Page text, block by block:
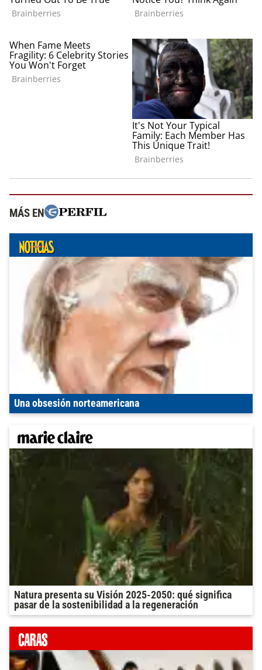
MÁS EN
Una obsesión norteamericana
Natura presenta su Visión 2025-2050: qué significa
pasar de la sostenibilidad a la regeneración